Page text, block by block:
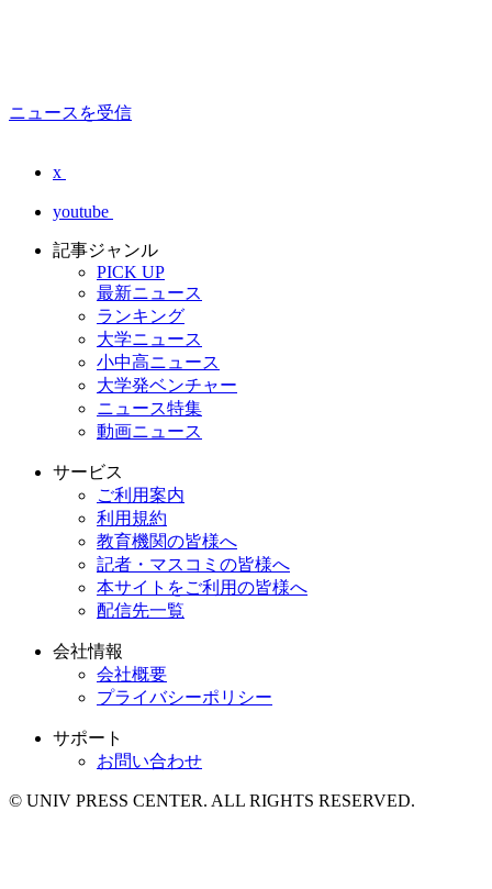
ニュースを受信
x
youtube
記事ジャンル
PICK UP
最新ニュース
ランキング
大学ニュース
小中高ニュース
大学発ベンチャー
ニュース特集
動画ニュース
サービス
ご利用案内
利用規約
教育機関の皆様へ
記者・マスコミの皆様へ
本サイトをご利用の皆様へ
配信先一覧
会社情報
会社概要
プライバシーポリシー
サポート
お問い合わせ
© UNIV PRESS CENTER. ALL RIGHTS RESERVED.